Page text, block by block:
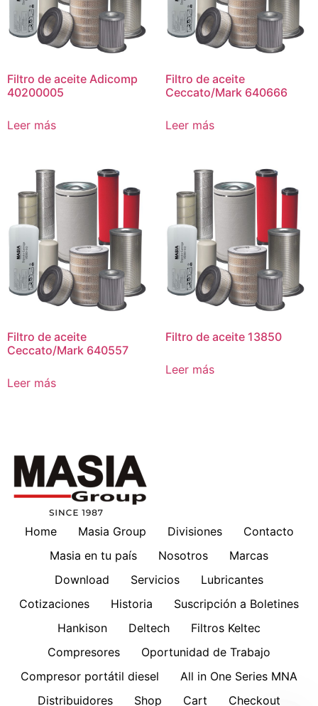
Filtro de aceite Adicomp
40200005
Leer más
Filtro de aceite
Ceccato/Mark 640666
Leer más
Filtro de aceite
Ceccato/Mark 640557
Leer más
Filtro de aceite 13850
Leer más
Home Masia Group Divisiones
Contacto
Masia en tu país
Nosotros
Marcas
Download
Servicios
Lubricantes
Cotizaciones
Historia
Suscripción a Boletines
Hankison
Deltech
Filtros Keltec
Compresores
Oportunidad de Trabajo
Compresor portátil diesel
All in One Series MNA
Distribuidores
Shop Cart Checkout